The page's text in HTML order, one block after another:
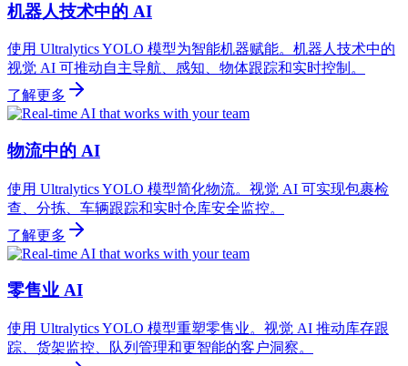
机器人技术中的 AI
使用 Ultralytics YOLO 模型为智能机器赋能。机器人技术中的
视觉 AI 可推动自主导航、感知、物体跟踪和实时控制。
了解更多
物流中的 AI
使用 Ultralytics YOLO 模型简化物流。视觉 AI 可实现包裹检
查、分拣、车辆跟踪和实时仓库安全监控。
了解更多
零售业 AI
使用 Ultralytics YOLO 模型重塑零售业。视觉 AI 推动库存跟
踪、货架监控、队列管理和更智能的客户洞察。